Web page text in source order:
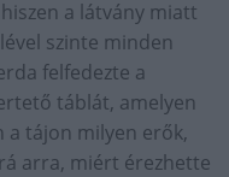
a látvány miatt
szinte minden
felfedezte a
táblát, amelyen
a tájon milyen erők,
arra, miért érezhette